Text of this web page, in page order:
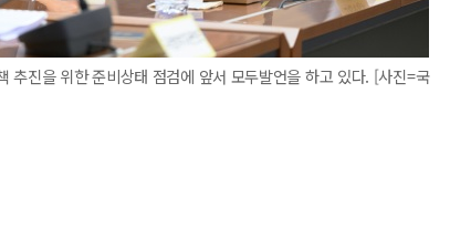
추진을 위한 준비상태 점검에 앞서 모두발언을 하고 있다. [사진=국